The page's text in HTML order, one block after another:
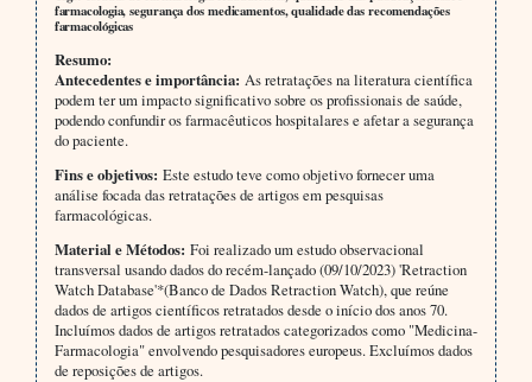
farmacologia, segurança dos medicamentos, qualidade das recomendações
farmacológicas
Resumo:
Antecedentes e importância: As retratações na literatura científica
podem ter um impacto significativo sobre os profissionais de saúde,
podendo confundir os farmacêuticos hospitalares e afetar a segurança
do paciente.
Fins e objetivos: Este estudo teve como objetivo fornecer uma
análise focada das retratações de artigos em pesquisas
farmacológicas.
Material e Métodos: Foi realizado um estudo observacional
transversal usando dados do recém-lançado (09/10/2023) 'Retraction
Watch Database'*(Banco de Dados Retraction Watch), que reúne
dados de artigos científicos retratados desde o início dos anos 70.
Incluímos dados de artigos retratados categorizados como "Medicina-
Farmacologia" envolvendo pesquisadores europeus. Excluímos dados
de reposições de artigos.